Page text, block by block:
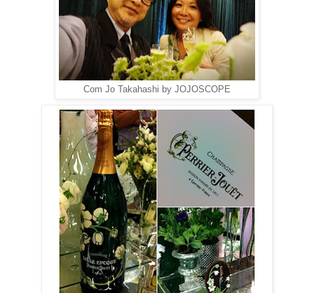
Com Jo Takahashi by JOJOSCOPE